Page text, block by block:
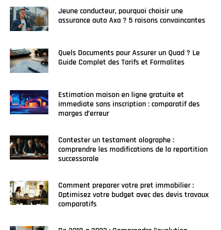
Jeune conducteur, pourquoi choisir une
assurance auto Axa ? 5 raisons convaincantes
Quels Documents pour Assurer un Quad ? Le
Guide Complet des Tarifs et Formalites
Estimation maison en ligne gratuite et
immediate sans inscription : comparatif des
marges d’erreur
Contester un testament olographe :
comprendre les modifications de la repartition
successorale
Comment preparer votre pret immobilier :
Optimisez votre budget avec des devis travaux
comparatifs